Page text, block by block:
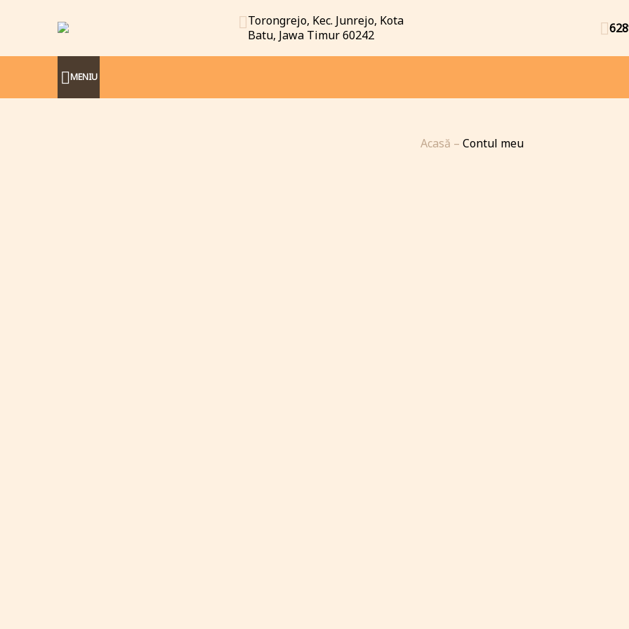
Torongrejo, Kec. Junrejo, Kota
Batu, Jawa Timur 60242
MENIU
Acasă – Contul meu